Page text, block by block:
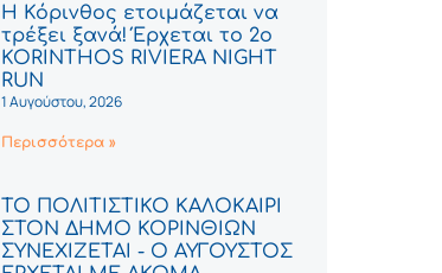
Η Κόρινθος ετοιμάζεται να
τρέξει ξανά! Έρχεται το 2ο
KORINTHOS RIVIERA NIGHT
RUN
1 Αυγούστου, 2026
Περισσότερα »
ΤΟ ΠΟΛΙΤΙΣΤΙΚΟ ΚΑΛΟΚΑΙΡΙ
ΣΤΟΝ ΔΗΜΟ ΚΟΡΙΝΘΙΩΝ
ΣΥΝΕΧΙΖΕΤΑΙ - Ο ΑΥΓΟΥΣΤΟΣ